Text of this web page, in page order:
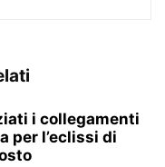
i collegamenti
per l’eclissi di